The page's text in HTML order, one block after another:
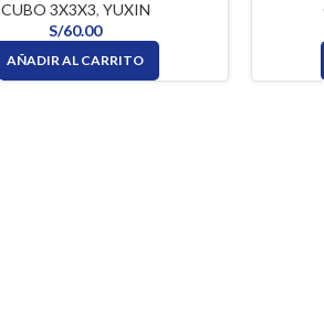
CUBO 3X3X3, YUXIN
S/60.00
AÑADIR AL CARRITO